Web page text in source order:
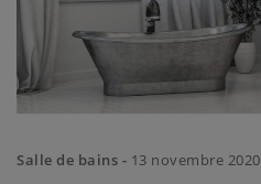
Salle de bains - 13 novembre 2020